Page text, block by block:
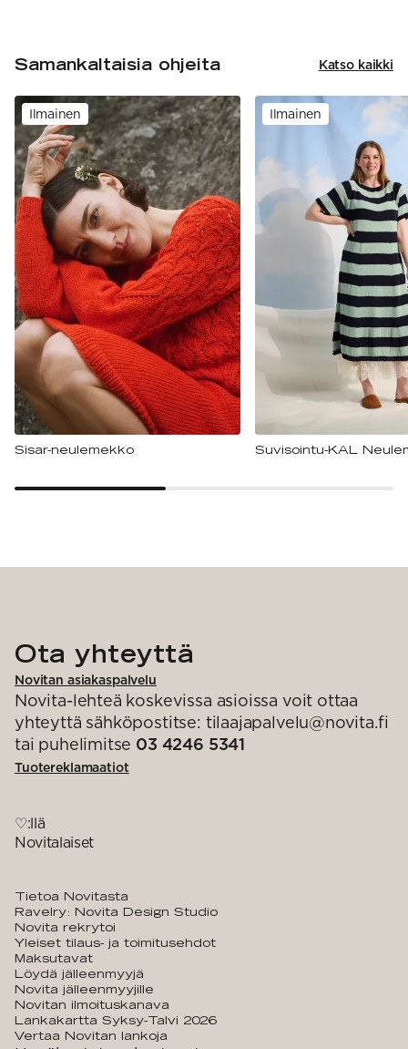
Samankaltaisia ohjeita Katso kaikki
Ilmainen
Sisar-neulemekko
Ilmainen
Suvisointu-KAL
Ota yhteyttä
Novitan asiakaspalvelu
Novita-lehteä koskevissa asioissa voit ottaa
yhteyttä sähköpostitse: tilaajapalvelu@novita.fi
tai puhelimitse 03 4246 5341
Tuotereklamaatiot
♡:llä
Novitalaiset
Tietoa Novitasta
Ravelry: Novita Design Studio
Novita rekrytoi
Yleiset tilaus- ja toimitusehdot
Maksutavat
Löydä jälleenmyyjä
Novita jälleenmyyjille
Novitan ilmoituskanava
Lankakartta Syksy-Talvi 2026
Vertaa Novitan lankoja